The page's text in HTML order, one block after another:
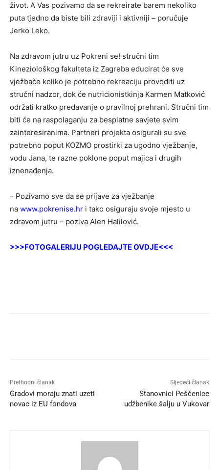
život. A Vas pozivamo da se rekreirate barem nekoliko
puta tjedno da biste bili zdraviji i aktivniji – poručuje
Jerko Leko.
Na zdravom jutru uz Pokreni se! stručni tim
Kineziološkog fakulteta iz Zagreba educirat će sve
vježbače koliko je potrebno rekreaciju provoditi uz
stručni nadzor, dok će nutricionistkinja Karmen Matković
održati kratko predavanje o pravilnoj prehrani. Stručni tim
biti će na raspolaganju za besplatne savjete svim
zainteresiranima. Partneri projekta osigurali su sve
potrebno poput KOZMO prostirki za ugodno vježbanje,
vodu Jana, te razne poklone poput majica i drugih
iznenađenja.
– Pozivamo sve da se prijave za vježbanje
na www.pokrenise.hr i tako osiguraju svoje mjesto u
zdravom jutru – poziva Alen Halilović.
>>>FOTOGALERIJU POGLEDAJTE OVDJE<<<
Prethodni članak
Gradovi moraju znati uzeti
novac iz EU fondova
Sljedeći članak
Stanovnici Peščenice
udžbenike šalju u Vukovar